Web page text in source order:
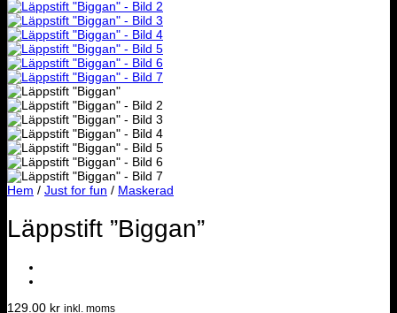
Hem / Just for fun / Maskerad
Läppstift ”Biggan”
129.00 kr inkl. moms